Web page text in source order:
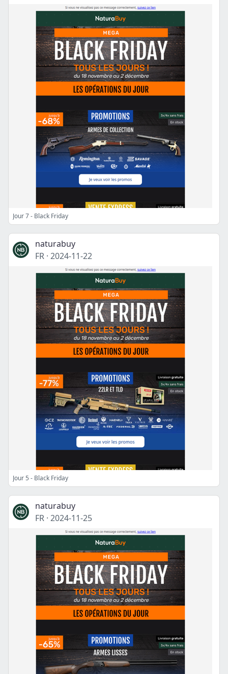
Jour 7 - Black Friday
naturabuy
FR · 2024-11-22
Jour 5 - Black Friday
naturabuy
FR · 2024-11-25